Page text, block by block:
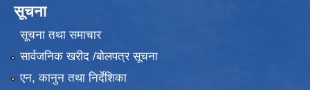
सूचना
सूचना तथा समाचार
सार्वजनिक खरीद /बोलपत्र सूचना
एन, कानुन तथा निर्देशिका